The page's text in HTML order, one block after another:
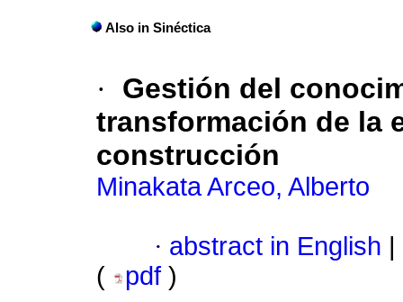
Also in Sinéctica
·
Gestión del
transformación de la
construcción
Minakata Arceo, Alberto
· abstract in English
(
pdf )